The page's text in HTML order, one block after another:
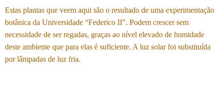
Estas plantas que veem aqui são o resultado de uma experimentação
botânica da Universidade “Federico II”. Podem crescer sem
necessidade de ser regadas, graças ao nível elevado de humidade
deste ambiente que para elas é suficiente. A luz solar foi substituída
por lâmpadas de luz fria.